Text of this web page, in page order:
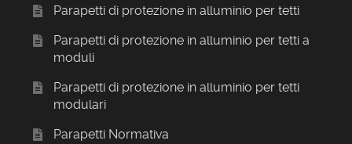
Parapetti di protezione in alluminio per tetti
Parapetti di protezione in alluminio per tetti a
moduli
Parapetti di protezione in alluminio per tetti
modulari
Parapetti Normativa